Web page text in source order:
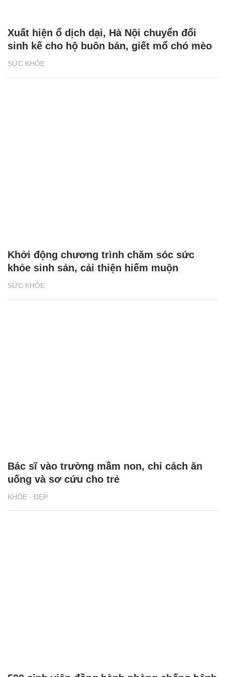
SỨC KHỎE
Xuất hiện ổ dịch dại, Hà Nội chuyển đổi
sinh kế cho hộ buôn bán, giết mổ chó mèo
SỨC KHỎE
Khởi động chương trình chăm sóc sức
khỏe sinh sản, cải thiện hiếm muộn
KHỎE - ĐẸP
Bác sĩ vào trường mầm non, chỉ cách ăn
uống và sơ cứu cho trẻ